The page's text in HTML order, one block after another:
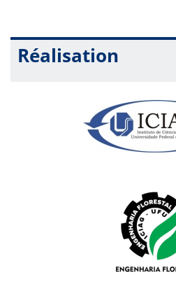
Réalisation